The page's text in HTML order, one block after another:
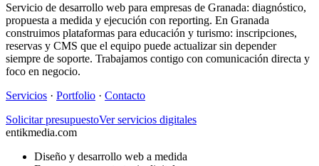
Servicio de desarrollo web para empresas de Granada: diagnóstico,
propuesta a medida y ejecución con reporting. En Granada
construimos plataformas para educación y turismo: inscripciones,
reservas y CMS que el equipo puede actualizar sin depender
siempre de soporte. Trabajamos contigo con comunicación directa y
foco en negocio.
Servicios · Portfolio · Contacto
Solicitar presupuestoVer servicios digitales
entikmedia.com
Diseño y desarrollo web a medida